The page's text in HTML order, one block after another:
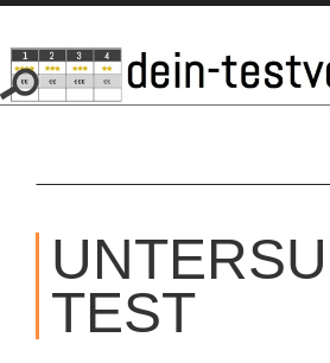
SKIP
CONTENT
TEST